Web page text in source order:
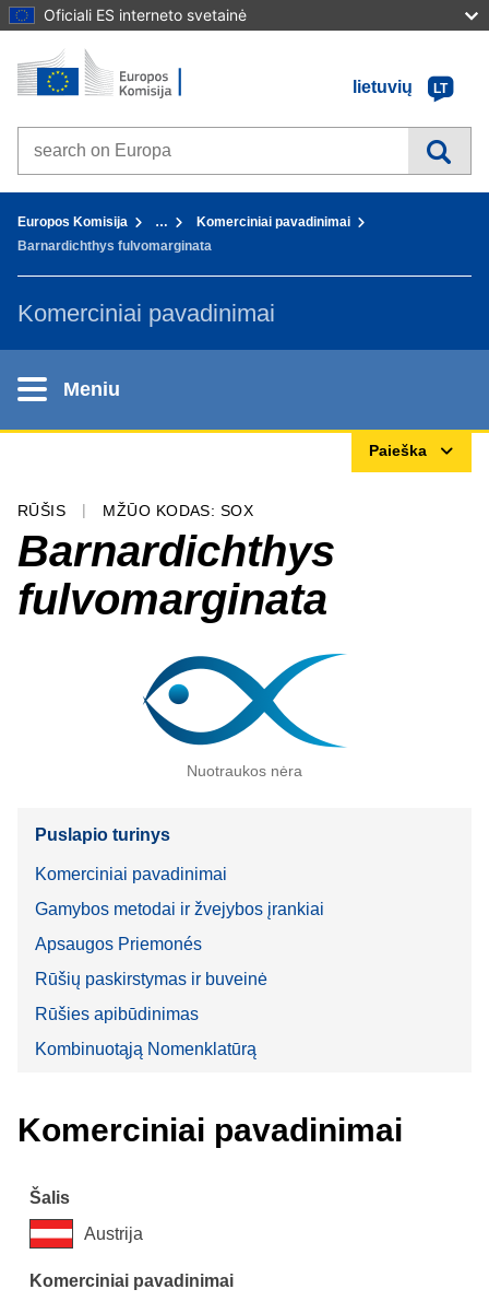
Oficiali ES interneto svetainė
Į turinį
Pradžia - Europos Komisija
lietuvių
LT
Search on Europa websites
Europos Komisija …
Komerciniai pavadinimai
Barnardichthys fulvomarginata
Komerciniai pavadinimai
Meniu
Paieška
RŪŠIS MŽŪO KODAS: SOX
Barnardichthys
fulvomarginata
Nuotraukos nėra
Puslapio turinys
Komerciniai pavadinimai
Gamybos metodai ir žvejybos įrankiai
Apsaugos Priemonés
Rūšių paskirstymas ir buveinė
Rūšies apibūdinimas
Kombinuotąją Nomenklatūrą
Komerciniai pavadinimai
Austrija